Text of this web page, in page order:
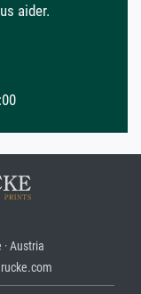
aider.
Austria